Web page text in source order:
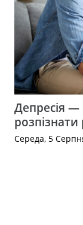
Депресія —
Середа, 5